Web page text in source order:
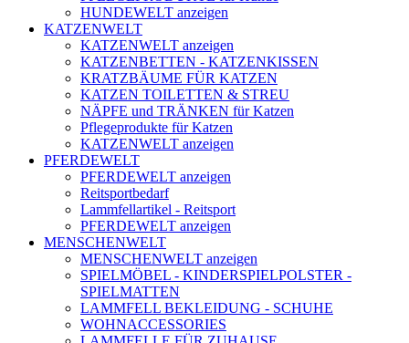
HUNDEWELT anzeigen
KATZENWELT
KATZENWELT anzeigen
KATZENBETTEN - KATZENKISSEN
KRATZBÄUME FÜR KATZEN
KATZEN TOILETTEN & STREU
NÄPFE und TRÄNKEN für Katzen
Pflegeprodukte für Katzen
KATZENWELT anzeigen
PFERDEWELT
PFERDEWELT anzeigen
Reitsportbedarf
Lammfellartikel - Reitsport
PFERDEWELT anzeigen
MENSCHENWELT
MENSCHENWELT anzeigen
SPIELMÖBEL - KINDERSPIELPOLSTER -
SPIELMATTEN
LAMMFELL BEKLEIDUNG - SCHUHE
WOHNACCESSORIES